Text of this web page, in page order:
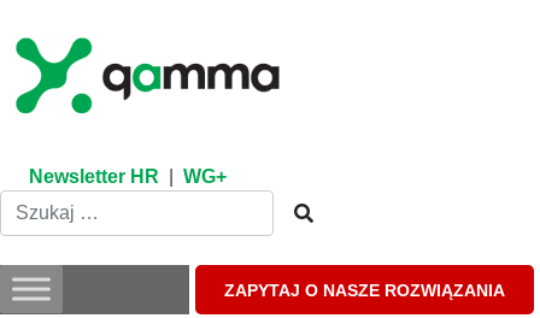
content
Newsletter HR WG+
ZAPYTAJ O NASZE ROZWIĄZANIA